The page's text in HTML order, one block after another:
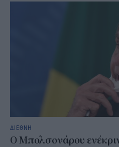
ΔΙΕΘΝΗ
Ο Μπολσονάρου